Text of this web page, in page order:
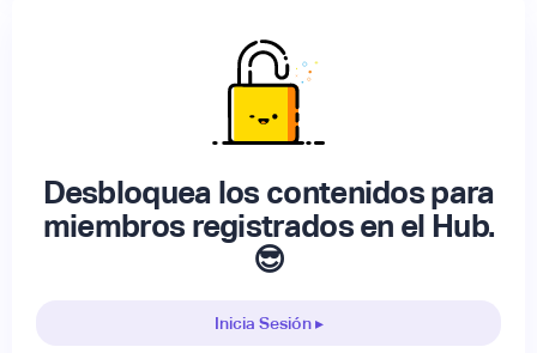
Desbloquea los contenidos para
miembros registrados en el Hub.
😎
Inicia Sesión ▸